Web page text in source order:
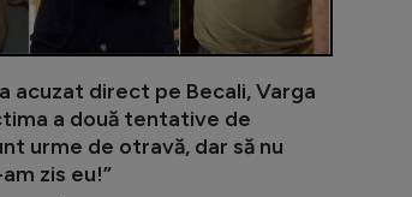
acuzat direct pe Becali, Varga
a două tentative de
urme de otravă, dar să nu
zis eu!”